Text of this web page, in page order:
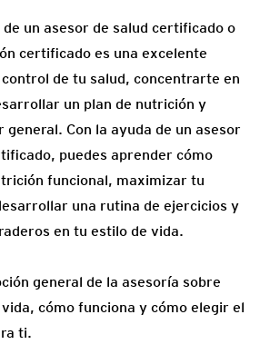
un asesor de salud certificado o
certificado es una excelente
de tu salud, concentrarte en
un plan de nutrición y
Con la ayuda de un asesor
puedes aprender cómo
funcional, maximizar tu
una rutina de ejercicios y
en tu estilo de vida.
general de la asesoría sobre
cómo funciona y cómo elegir el
ti.